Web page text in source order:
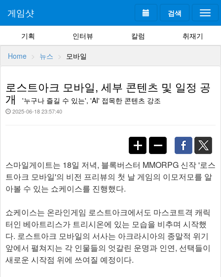
검색
게임샷
기획 인터뷰 칼럼 취재기
Home 뉴스 모바일
로스트아크 모바일, 세부 콘텐츠 및 일정 공
개 '누구나 즐길 수 있는', 'AI' 접목한 콘텐츠 강조
2025-06-18 23:57:40
스마일게이트는 18일 저녁, 블록버스터 MMORPG 신작 '로스
트아크 모바일'의 비전 프리뷰의 첫 날 게임의 이모저모를 알
아볼 수 있는 쇼케이스를 진행했다.
쇼케이스는 온라인게임 로스트아크에서도 마스코트격 캐릭
터인 베아트리스가 트리시온에 있는 모습을 비추며 시작했
다. 로스트아크 모바일의 서사는 아크라시아의 종말적 위기
앞에서 펼쳐지는 각 인물들의 엇갈린 운명과 인연, 선택들이
새로운 시작점 위에 쓰여질 예정이다.